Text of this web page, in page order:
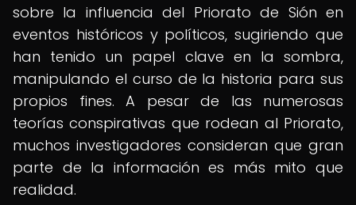
sobre la influencia del Priorato de Sión en
eventos históricos y políticos, sugiriendo que
han tenido un papel clave en la sombra,
manipulando el curso de la historia para sus
propios fines. A pesar de las numerosas
teorías conspirativas que rodean al Priorato,
muchos investigadores consideran que gran
parte de la información es más mito que
realidad.